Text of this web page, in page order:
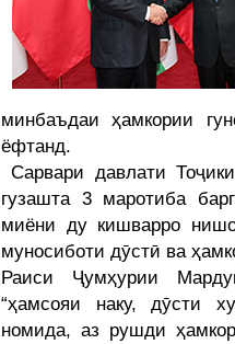
минбаъдаи ҳамкории
ёфтанд.
Сарвари давлати
гузашта 3 маротиба
миёни ду кишварро
муносиботи дӯстӣ ва
Раиси Ҷумҳурии
“ҳамсояи наку, дӯсти
номида, аз рушди